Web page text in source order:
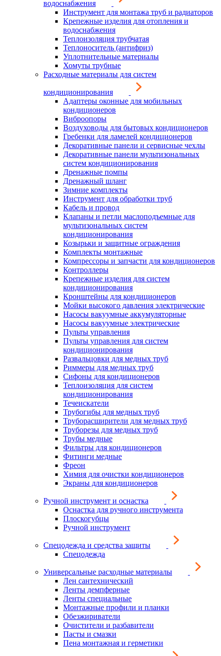
водоснабжения
Инструмент для монтажа труб и радиаторов
Крепежные изделия для отопления и
водоснабжения
Теплоизоляция трубчатая
Теплоноситель (антифриз)
Уплотнительные материалы
Хомуты трубные
Расходные материалы для систем
кондиционирования
Адаптеры оконные для мобильных
кондиционеров
Виброопоры
Воздуховоды для бытовых кондиционеров
Гребенки для ламелей кондиционеров
Декоративные панели и сервисные чехлы
Декоративные панели мультизональных
систем кондиционирования
Дренажные помпы
Дренажный шланг
Зимние комплекты
Инструмент для обработки труб
Кабель и провод
Клапаны и петли маслоподъемные для
мультизональных систем
кондиционирования
Козырьки и защитные ограждения
Комплекты монтажные
Компрессоры и запчасти для кондиционеров
Контроллеры
Крепежные изделия для систем
кондиционирования
Кронштейны для кондиционеров
Мойки высокого давления электрические
Насосы вакуумные аккумуляторные
Насосы вакуумные электрические
Пульты управления
Пульты управления для систем
кондиционирования
Развальцовки для медных труб
Риммеры для медных труб
Сифоны для кондиционеров
Теплоизоляция для систем
кондиционирования
Течеискатели
Трубогибы для медных труб
Труборасширители для медных труб
Труборезы для медных труб
Трубы медные
Фильтры для кондиционеров
Фитинги медные
Фреон
Химия для очистки кондиционеров
Экраны для кондиционеров
Ручной инструмент и оснастка
Оснастка для ручного инструмента
Плоскогубцы
Ручной инструмент
Спецодежда и средства защиты
Спецодежда
Универсальные расходные материалы
Лен сантехнический
Ленты демпферные
Ленты специальные
Монтажные профили и планки
Обезжириватели
Очистители и разбавители
Пасты и смазки
Пена монтажная и герметики